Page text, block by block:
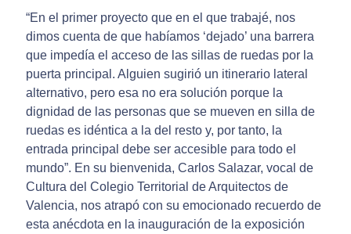
“En el primer proyecto que en el que trabajé, nos
dimos cuenta de que habíamos ‘dejado’ una barrera
que impedía el acceso de las sillas de ruedas por la
puerta principal. Alguien sugirió un itinerario lateral
alternativo, pero esa no era solución porque la
dignidad de las personas que se mueven en silla de
ruedas es idéntica a la del resto y, por tanto, la
entrada principal debe ser accesible para todo el
mundo”. En su bienvenida, Carlos Salazar, vocal de
Cultura del Colegio Territorial de Arquitectos de
Valencia, nos atrapó con su emocionado recuerdo de
esta anécdota en la inauguración de la exposición